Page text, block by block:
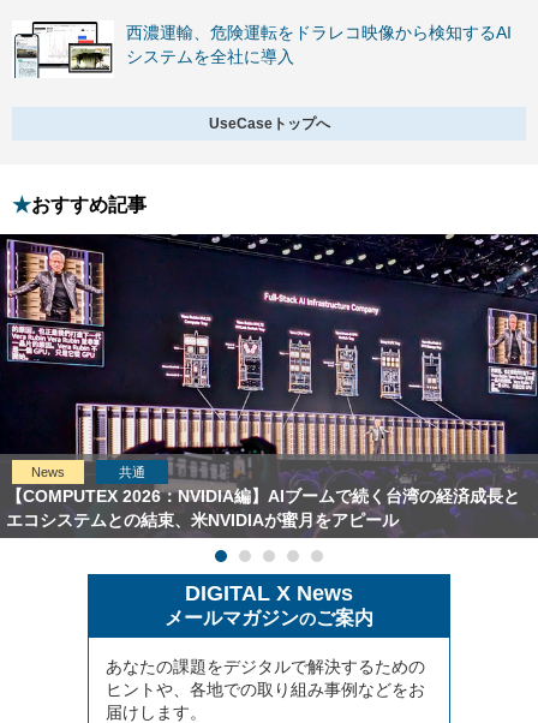
西濃運輸、危険運転をドラレコ映像から検知するAI
システムを全社に導入
UseCaseトップへ
おすすめ記事
News 共通
【COMPUTEX 2026：NVIDIA編】AIブームで続く台湾の経済成長と
エコシステムとの結束、米NVIDIAが蜜月をアピール
DIGITAL X News
メールマガジンのご案内
あなたの課題をデジタルで解決するための
ヒントや、各地での取り組み事例などをお
届けします。